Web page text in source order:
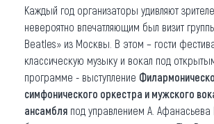
Каждый год организаторы удивляют
невероятно впечатляющим был визит
Beatles» из Москвы. В этом – гости
классическую музыку и вокал под
программе - выступление
симфонического оркестра и мужского
ансамбля под управлением А. Афанасьева